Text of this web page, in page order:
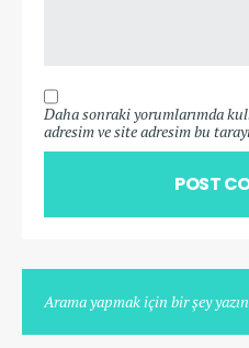
Daha sonraki yorumlarımda
adresim ve site adresim bu